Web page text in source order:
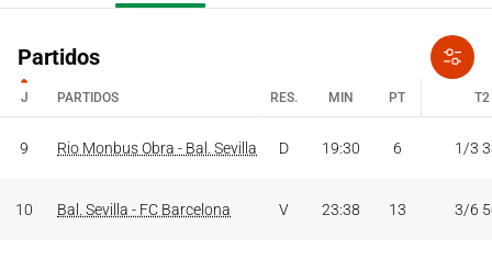
Partidos
J PARTIDOS RES. MIN PT T2
9 Rio Monbus Obra - Bal. Sevilla D 19:30 6 1/3
10 Bal. Sevilla - FC Barcelona V 23:38 13 3/6